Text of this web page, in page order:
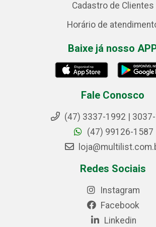
Cadastro de Clientes
Horário de
Baixe já nosso
Fale Conosco
(47) 3337-1992 |
(47) 99126-1587
Redes Sociais
Instagram
Facebook
Linkedin